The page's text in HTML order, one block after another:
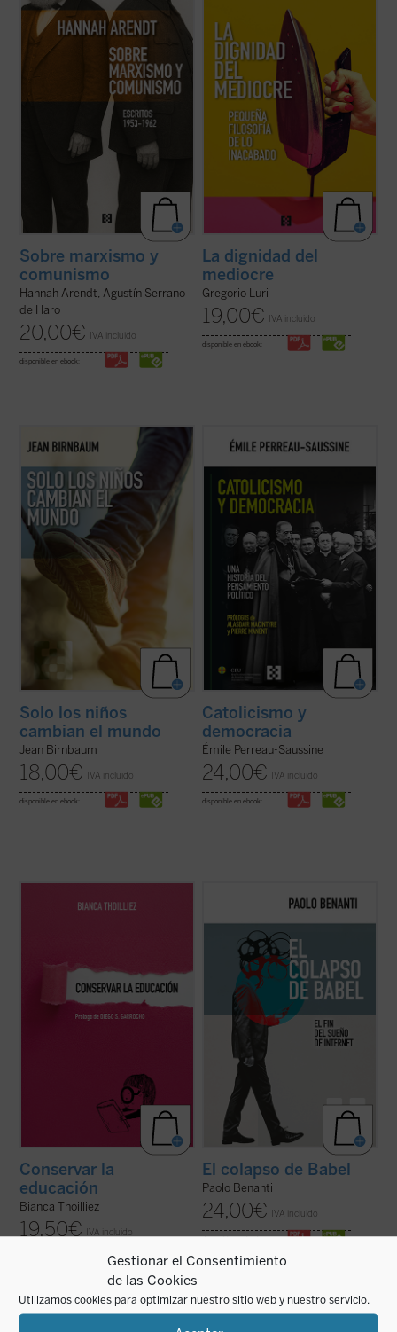
Gestionar el Consentimiento
de las Cookies
Utilizamos cookies para optimizar nuestro sitio web y nuestro servicio.
las mentes más incisivas del siglo XX, sino
que también ofrece herramientas
esenciales para pensar nuestro presente.
(ver ficha)
Sobre marxismo y
comunismo
Hannah Arendt, Agustín Serrano
de Haro
20,00€ IVA incluido
disponible en ebook:
y la divinidad, entre el ser y la nada— es, en
realidad, la fuente de nuestra dignidad. Un
canto a la condición ...(ver ficha)
La dignidad del
mediocre
Gregorio Luri
19,00€ IVA incluido
disponible en ebook:
Birnbaum retoma, tras El coraje del matiz
el pulso de la política y la introspección con
una pregunta aparentemente sencilla: ¿qué
sucede cuando llega un hijo al mundo?
Desde Rosa Luxemburgo hasta Hannah
Arendt, pasando por Roland ...
Solo los niños
cambian el mundo
Jean Birnbaum
18,00€ IVA incluido
disponible en ebook:
Catolicismo y democracia
evolución del pensamiento político católico
Iglesia respondió a la democracia liberal,
un sistema para el que no ...(ver ficha)
Catolicismo y
democracia
Émile Perreau-Saussine
24,00€ IVA incluido
disponible en ebook:
respirar hondo y repensar el rumbo de la
(ver ficha)
Conservar la
educación
Bianca Thoilliez
19,50€ IVA incluido
, el teólogo y experto
en ética digital Paolo Benanti nos invita a
digital. Es una invitación a pensar en el
papel de la tecnología en nuestras vidas y
en la construcción ... (ver ficha)
El colapso de Babel
Paolo Benanti
24,00€ IVA incluido
disponible en ebook: